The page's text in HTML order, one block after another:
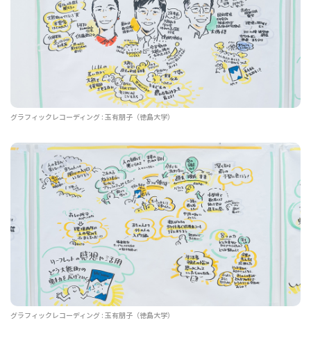
グラフィックレコーディング : 玉有朋子（徳島大学）
グラフィックレコーディング : 玉有朋子（徳島大学）